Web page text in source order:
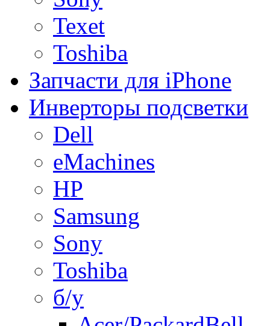
Texet
Toshiba
Запчасти для iPhone
Инверторы подсветки
Dell
eMachines
HP
Samsung
Sony
Toshiba
б/у